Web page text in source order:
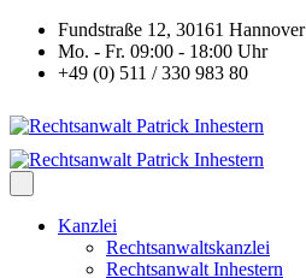
Fundstraße 12, 30161 Hannover
Mo. - Fr. 09:00 - 18:00 Uhr
+49 (0) 511 / 330 983 80
Kanzlei
Rechtsanwaltskanzlei
Rechtsanwalt Inhestern